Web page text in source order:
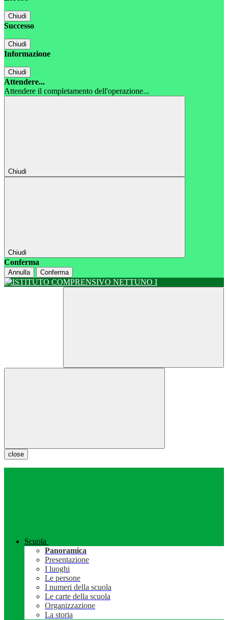
Chiudi
Successo
Chiudi
Informazione
Chiudi
Attendere...
Attendere il completamento dell'operazione...
Chiudi
Chiudi
Conferma
Annulla Conferma
close
Scuola
Panoramica
Presentazione
I luoghi
Le persone
I numeri della scuola
Le carte della scuola
Organizzazione
La storia